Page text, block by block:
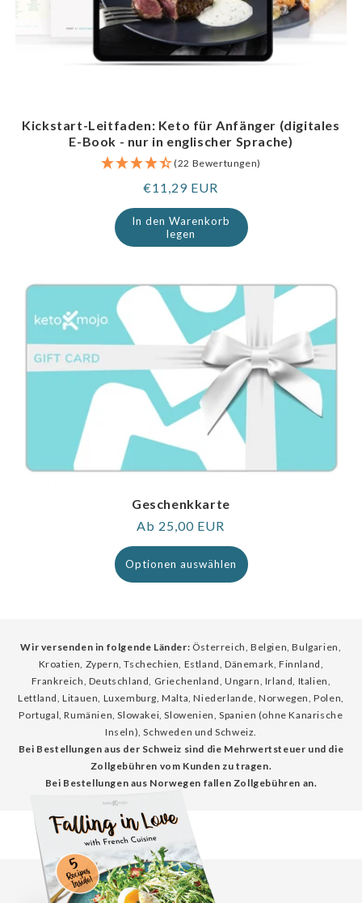
Kickstart-Leitfaden: Keto für Anfänger (digitales
E-Book - nur in englischer Sprache)
(22 Bewertungen)
Regulärer
Preis
€11,29 EUR
In den Warenkorb
legen
Geschenkkarte
Regulärer
Preis
Ab 25,00 EUR
Optionen auswählen
Wir versenden in folgende Länder: Österreich, Belgien, Bulgarien,
Kroatien, Zypern, Tschechien, Estland, Dänemark, Finnland,
Frankreich, Deutschland, Griechenland, Ungarn, Irland, Italien,
Lettland, Litauen, Luxemburg, Malta, Niederlande, Norwegen, Polen,
Portugal, Rumänien, Slowakei, Slowenien, Spanien (ohne Kanarische
Inseln), Schweden und Schweiz.
Bei Bestellungen aus der Schweiz sind die Mehrwertsteuer und die
Zollgebühren vom Kunden zu tragen.
Bei Bestellungen aus Norwegen fallen Zollgebühren an.